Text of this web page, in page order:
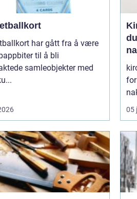
har gått fra å være
til å bli
samleobjekter med
05